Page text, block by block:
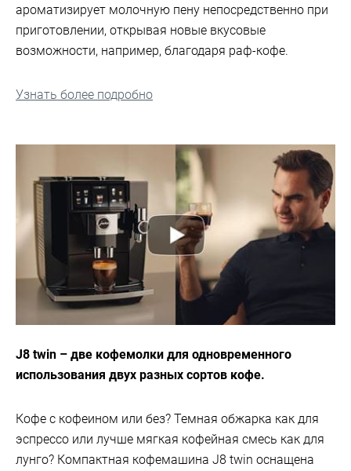
ароматизирует молочную пену непосредственно при
приготовлении, открывая новые вкусовые
возможности, например, благодаря раф-кофе.
Узнать более подробно
J8 twin – две кофемолки для одновременного
использования двух разных сортов кофе.
Кофе с кофеином или без? Темная обжарка как для
эспрессо или лучше мягкая кофейная смесь как для
лунго? Компактная кофемашина J8 twin оснащена